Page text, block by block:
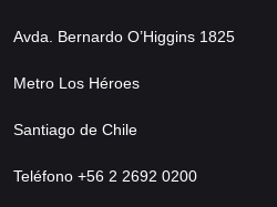
Avda. Bernardo O’Higgins 1825
Metro Los Héroes
Santiago de Chile
Teléfono +56 2 2692 0200